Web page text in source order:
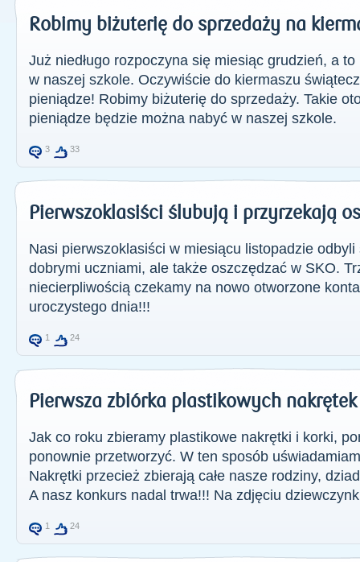
Robimy biżuterię do sprzedaży na
Już niedługo rozpoczyna się miesiąc grudzień, a
w naszej szkole. Oczywiście do kiermaszu
pieniądze! Robimy biżuterię do sprzedaży. Takie
pieniądze będzie można nabyć w naszej szkole.
3 33
Pierwszoklasiści ślubują i przyrzekają
Nasi pierwszoklasiści w miesiącu listopadzie
dobrymi uczniami, ale także oszczędzać w SKO.
niecierpliwością czekamy na nowo otworzone
uroczystego dnia!!!
1 24
Pierwsza zbiórka plastikowych
Jak co roku zbieramy plastikowe nakrętki i korki,
ponownie przetworzyć. W ten sposób
Nakrętki przecież zbierają całe nasze rodziny,
A nasz konkurs nadal trwa!!! Na zdjęciu
1 24